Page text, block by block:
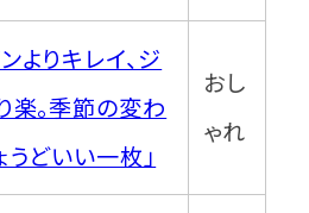
よりキレイ、ジ
楽。季節の変わ
うどいい一枚」
おし
ゃれ